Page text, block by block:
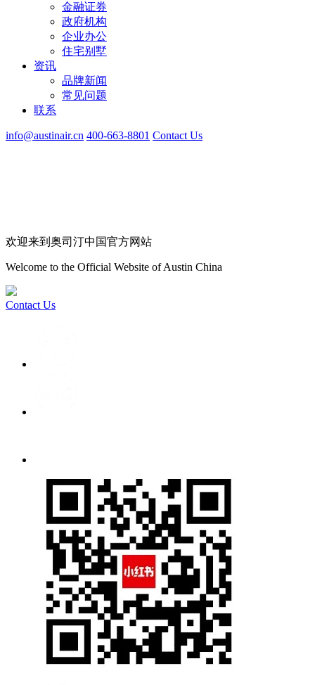
金融证券
政府机构
企业办公
住宅别墅
资讯
品牌新闻
常见问题
联系
info@austinair.cn 400-663-8801 Contact Us
欢迎来到奥司汀中国官方网站
Welcome to the Official Website of Austin China
Contact Us